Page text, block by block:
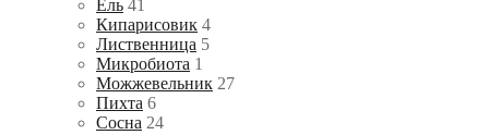
Ель 41
Кипарисовик 4
Лиственница 5
Микробиота 1
Можжевельник 27
Пихта 6
Сосна 24